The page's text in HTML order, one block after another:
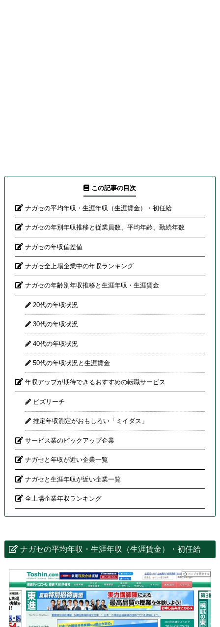
この記事の目次
ナガセの平均年収・生涯年収（生涯賃金）・初任給
ナガセの年別年収推移と従業員数、平均年齢、勤続年数
ナガセの年収偏差値
ナガセ全上場企業中の年収ランキング
ナガセの年齢別年収推移と生涯年収・生涯賃金
20代の年収状況
30代の年収状況
40代の年収状況
50代の年収状況と生涯賃金
年収アップが期待できるおすすめの転職サービス
ビズリーチ
推定年収測定がおもしろい「ミイダス」
サービス業のピックアップ企業
ナガセと年収が近い企業一覧
ナガセと生涯年収が近い企業一覧
全上場企業年収ランキング
ナガセの平均年収・生涯年収（生涯賃金）・初任給